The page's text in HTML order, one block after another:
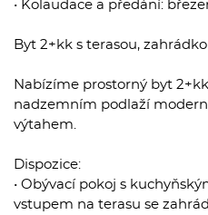
• Kolaudace a předání:
Byt 2+kk s terasou,
Nabízíme prostorný byt 2+kk
nadzemním podlaží
výtahem.
Dispozice:
• Obývací pokoj s
vstupem na terasu se